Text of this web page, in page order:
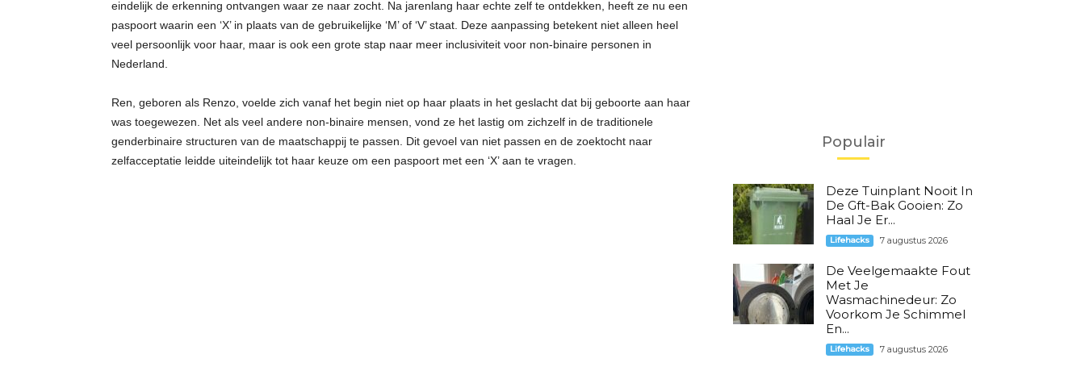
eindelijk de erkenning ontvangen waar ze naar zocht. Na jarenlang haar echte zelf te ontdekken, heeft ze nu een
paspoort waarin een ‘X’ in plaats van de gebruikelijke ‘M’ of ‘V’ staat. Deze aanpassing betekent niet alleen heel
veel persoonlijk voor haar, maar is ook een grote stap naar meer inclusiviteit voor non-binaire personen in
Nederland.
Ren, geboren als Renzo, voelde zich vanaf het begin niet op haar plaats in het geslacht dat bij geboorte aan haar
was toegewezen. Net als veel andere non-binaire mensen, vond ze het lastig om zichzelf in de traditionele
genderbinaire structuren van de maatschappij te passen. Dit gevoel van niet passen en de zoektocht naar
zelfacceptatie leidde uiteindelijk tot haar keuze om een paspoort met een ‘X’ aan te vragen.
Populair
Deze Tuinplant Nooit In
De Gft-Bak Gooien: Zo
Haal Je Er...
Lifehacks 7 augustus 2026
De Veelgemaakte Fout
Met Je
Wasmachinedeur: Zo
Voorkom Je Schimmel
En...
Lifehacks 7 augustus 2026